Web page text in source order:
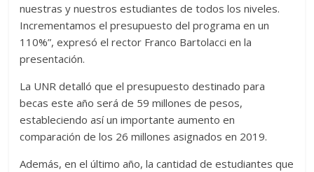
nuestras y nuestros estudiantes de todos los niveles.
Incrementamos el presupuesto del programa en un
110%”, expresó el rector Franco Bartolacci en la
presentación.
La UNR detalló que el presupuesto destinado para
becas este año será de 59 millones de pesos,
estableciendo así un importante aumento en
comparación de los 26 millones asignados en 2019.
Además, en el último año, la cantidad de estudiantes que